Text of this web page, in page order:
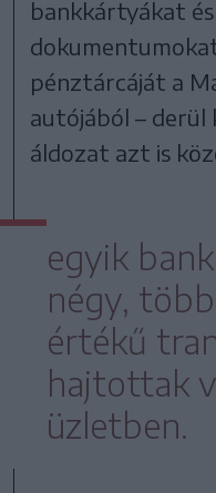
bankkártyákat
pénztárcáját a
autójából – derül
áldozat azt is
egyik
négy,
értékű
hajtottak
üzletben.